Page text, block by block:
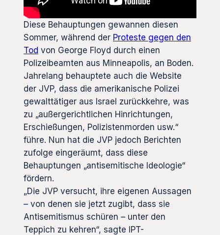
Diese Behauptungen gewannen diesen
Sommer, während der Proteste gegen den
Tod von George Floyd durch einen
Polizeibeamten aus Minneapolis, an Boden.
Jahrelang behauptete auch die Website
der JVP, dass die amerikanische Polizei
gewalttätiger aus Israel zurückkehre, was
zu „außergerichtlichen Hinrichtungen,
Erschießungen, Polizistenmorden usw.“
führe. Nun hat die JVP jedoch Berichten
zufolge eingeräumt, dass diese
Behauptungen „antisemitische Ideologie“
fördern.
„Die JVP versucht, ihre eigenen Aussagen
– von denen sie jetzt zugibt, dass sie
Antisemitismus schüren – unter den
Teppich zu kehren“, sagte IPT-